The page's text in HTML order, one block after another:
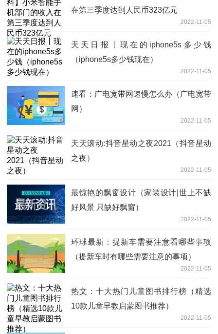
在第三季度达到人民币323亿元
2022-11-05
天天日报丨现在的iphone5s多少钱
（iphone5s多少钱现在）
2022-11-05
速看：广电宽带网速慢怎么办（广电宽带
网）
2022-11-05
天天滚动:抖音星动之夜2021（抖音星动
之夜）
2022-11-05
最惊艳的飘窗设计（家装设计|世上不缺
好风景 只缺好飘窗）
2022-11-05
环球最新：提新车需要注意看哪些事项
（提新车时有哪些需要注意的事项）
2022-11-05
热文：十大热门儿童图书排行榜（精选
10款儿童早教启蒙图书推荐）
2022-11-05